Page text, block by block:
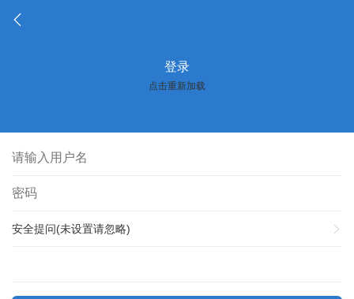
登录
点击重新加载
安全提问(未设置请忽略)